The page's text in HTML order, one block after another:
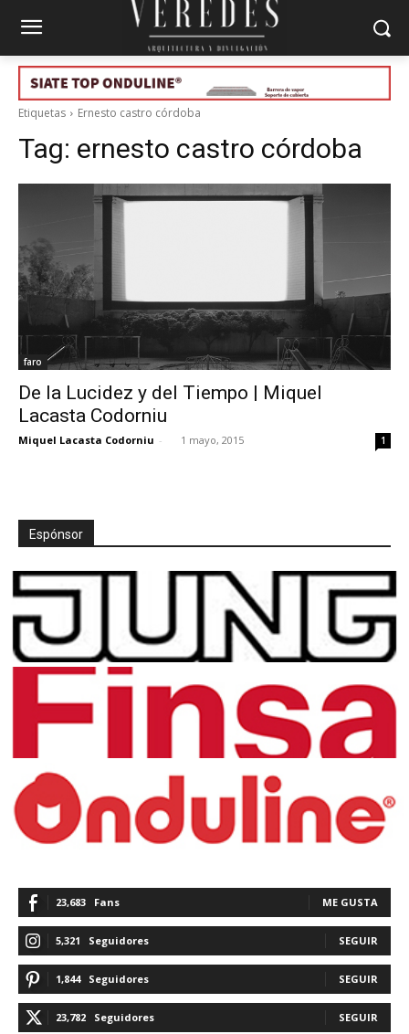
Etiquetas Ernesto castro córdoba
Tag: ernesto castro córdoba
faro
De la Lucidez y del Tiempo | Miquel
Lacasta Codorniu
Miquel Lacasta Codorniu - 1 mayo, 2015 1
Espónsor
23,683 Fans ME GUSTA
5,321 Seguidores SEGUIR
1,844 Seguidores SEGUIR
23,782 Seguidores SEGUIR